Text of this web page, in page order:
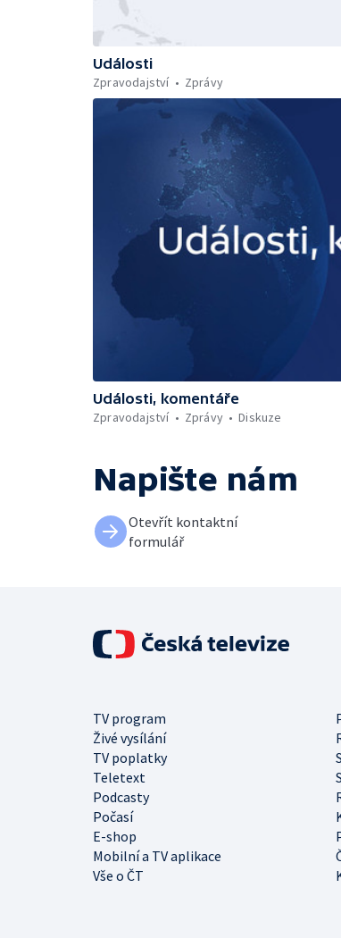
Události
Zpravodajství
Zprávy
Události, komentáře
Zpravodajství
Zprávy Diskuze
Napište nám
Otevřít kontaktní
formulář
TV program
Živé vysílání
TV poplatky
Teletext
Podcasty
Počasí
E-shop
Mobilní a TV aplikace
Vše o ČT